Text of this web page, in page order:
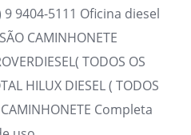
9404-5111 Oficina diesel
CAMINHONETE
TODOS OS
HILUX DIESEL ( TODOS
Completa